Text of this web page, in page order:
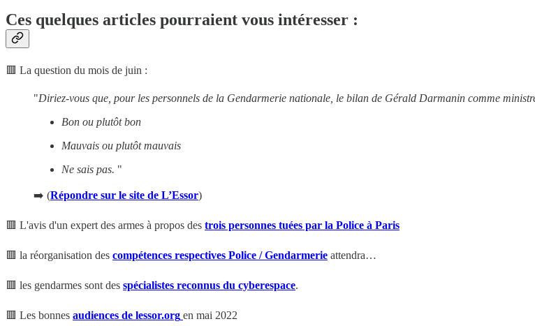
Ces quelques articles pourraient vous intéresser :
🟥 La question du mois de juin :
"Diriez-vous que, pour les personnels de la Gendarmerie nationale, le bilan de Gérald Darmanin comme
Bon ou plutôt bon
Mauvais ou plutôt mauvais
Ne sais pas. "
➡️ (Répondre sur le site de L’Essor)
🟥 L'avis d'un expert des armes à propos des trois personnes tuées par la Police à Paris
🟥 la réorganisation des compétences respectives Police / Gendarmerie attendra…
🟥 les gendarmes sont des spécialistes reconnus du cyberespace.
🟥 Les bonnes audiences de lessor.org en mai 2022